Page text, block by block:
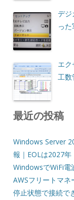
デジ
っ
エク
工数
最近の投稿
Windows Server
報｜EOLは2027年
WindowsでWiFi電
AWSフリートマ
停止状態で接続で